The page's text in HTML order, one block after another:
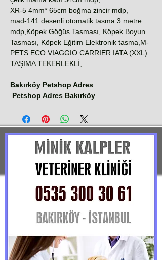
XR-5 4mm* 65cm boğma zincir mdp,
mad-141 desenli otomatik tasma 3 metre
mdp,Köpek Göğüs Tasması, Köpek Boyun
Tasması, Köpek Eğitim Elektronik tasma,M-
PETS ECO VIAGGIO CARRIER IATA (XXL)
TAŞIMA TEKERLEKLİ,
Bakırköy Petshop Adres
Petshop Adres Bakırköy